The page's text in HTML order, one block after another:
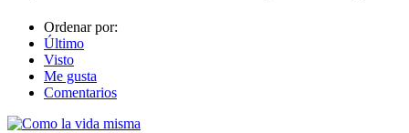
Ordenar por:
Último
Visto
Me gusta
Comentarios